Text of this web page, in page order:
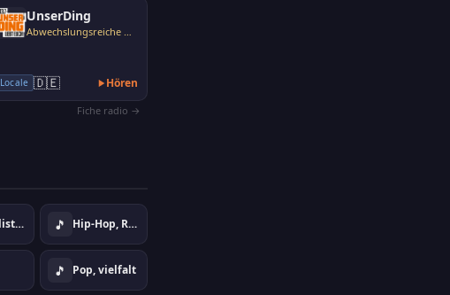
UnserDing
Abwechslungsreiche Musik
Locale 🇩🇪 Hören
Fiche radio →
Generalistenstil 🎵 Hip-Hop, Rap, Urban
🎵 Pop, vielfalt